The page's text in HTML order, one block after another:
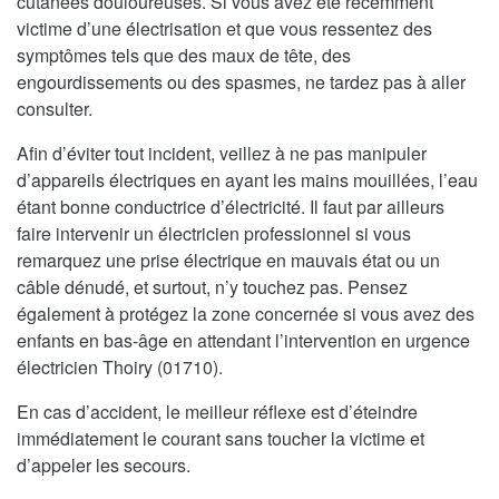
victime d’une électrisation et que vous ressentez des
symptômes tels que des maux de tête, des
engourdissements ou des spasmes, ne tardez pas à aller
consulter.
Afin d’éviter tout incident, veillez à ne pas manipuler
d’appareils électriques en ayant les mains mouillées, l’eau
étant bonne conductrice d’électricité. Il faut par ailleurs
faire intervenir un électricien professionnel si vous
remarquez une prise électrique en mauvais état ou un
câble dénudé, et surtout, n’y touchez pas. Pensez
également à protégez la zone concernée si vous avez des
enfants en bas-âge en attendant l’intervention en urgence
électricien Thoiry (01710).
En cas d’accident, le meilleur réflexe est d’éteindre
immédiatement le courant sans toucher la victime et
d’appeler les secours.